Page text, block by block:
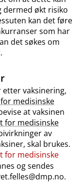
dermed økt risiko
kan det føre
som har
det søkes om
vaksinering,
medisinske
at vaksinen
for medisinske
av
skal brukes.
for medisinske
og sendes